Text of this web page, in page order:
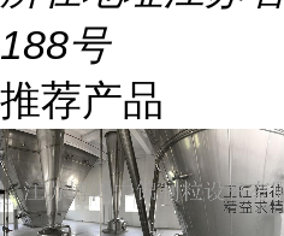
188号
推荐产品